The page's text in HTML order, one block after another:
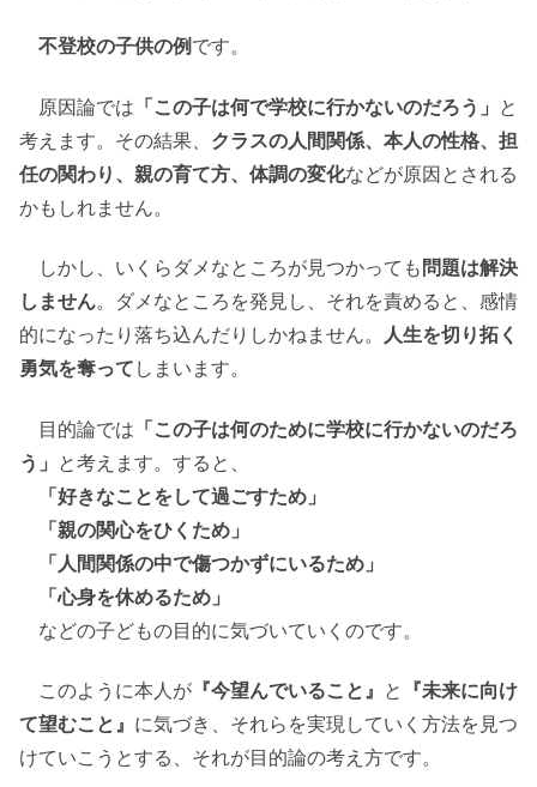
不登校の子供の例 です。
原因論では 「この子は何で学校に行かないのだろう」 と
考えます。その結果、 クラスの人間関係、本人の性格、担
任の関わり、親の育て方、体調の変化などが原因とされる
かもしれません。
しかし、いくらダメなところが見つかっても 問題は解決
しません。ダメなところを発見し、それを責めると、感情
的になったり落ち込んだりしかねません。 人生を切り拓く
勇気を奪って しまいます。
目的論では 「この子は何のために学校に行かないのだろ
う」 と考えます。すると、
「好きなことをして過ごすため」
「親の関心をひくため」
「人間関係の中で傷つかずにいるため」
「心身を休めるため」
などの子どもの目的に気づいていくのです。
このように本人が 『今望んでいること』 と 『未来に向け
て望むこと』 に気づき、それらを実現していく方法を見つ
けていこうとする、それが目的論の考え方です。